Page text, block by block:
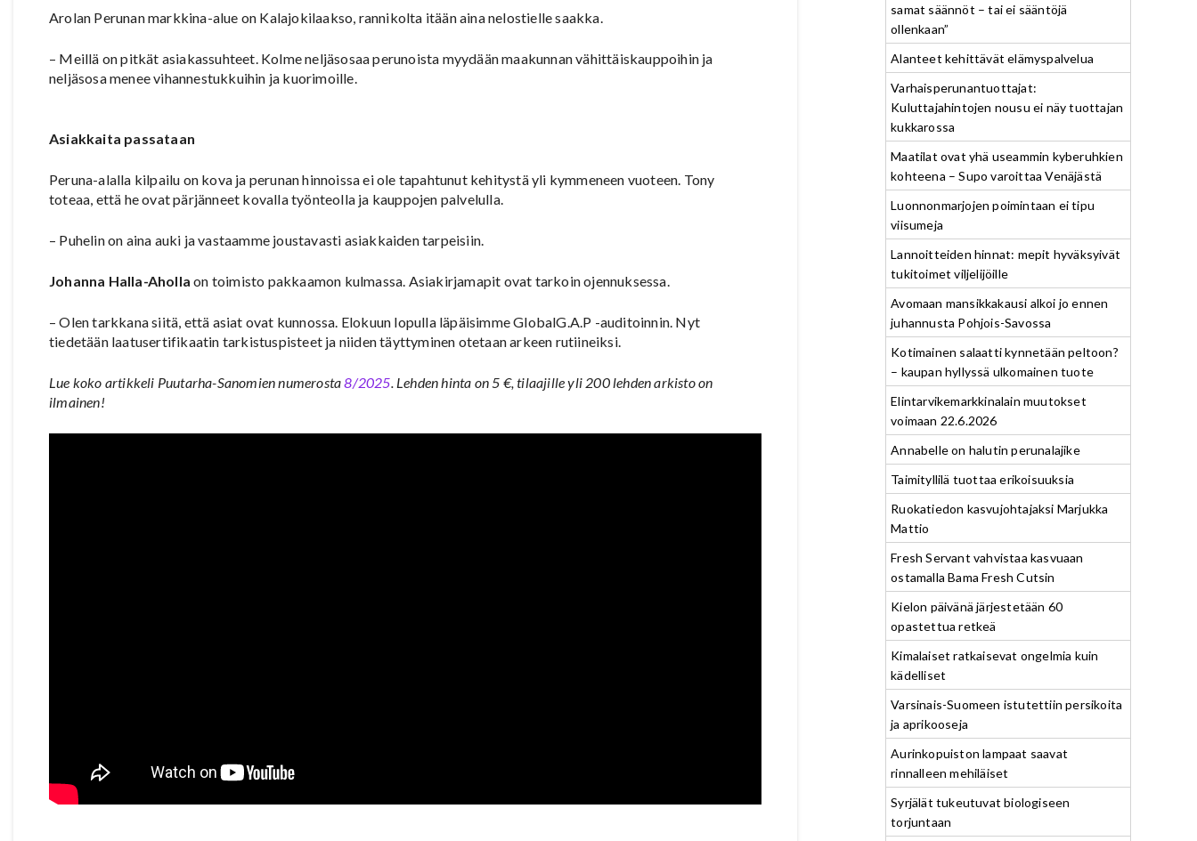
Arolan Perunan markkina-alue on Kalajokilaakso, rannikolta itään aina nelostielle saakka.
– Meillä on pitkät asiakassuhteet. Kolme neljäsosaa perunoista myydään maakunnan vähittäiskauppoihin ja
neljäsosa menee vihannestukkuihin ja kuorimoille.
Asiakkaita passataan
Peruna-alalla kilpailu on kova ja perunan hinnoissa ei ole tapahtunut kehitystä yli kymmeneen vuoteen. Tony
toteaa, että he ovat pärjänneet kovalla työnteolla ja kauppojen palvelulla.
– Puhelin on aina auki ja vastaamme joustavasti asiakkaiden tarpeisiin.
Johanna Halla-Aholla on toimisto pakkaamon kulmassa. Asiakirjamapit ovat tarkoin ojennuksessa.
– Olen tarkkana siitä, että asiat ovat kunnossa. Elokuun lopulla läpäisimme GlobalG.A.P -auditoinnin. Nyt
tiedetään laatusertifikaatin tarkistuspisteet ja niiden täyttyminen otetaan arkeen rutiineiksi.
Lue koko artikkeli Puutarha-Sanomien numerosta8/2025 . Lehden hinta on 5 €, tilaajille yli 200 lehden arkisto on
ilmainen!
samat säännöt – tai ei sääntöjä
ollenkaan”
Alanteet kehittävät elämyspalvelua
Varhaisperunantuottajat:
Kuluttajahintojen nousu ei näy tuottajan
kukkarossa
Maatilat ovat yhä useammin kyberuhkien
kohteena – Supo varoittaa Venäjästä
Luonnonmarjojen poimintaan ei tipu
viisumeja
Lannoitteiden hinnat: mepit hyväksyivät
tukitoimet viljelijöille
Avomaan mansikkakausi alkoi jo ennen
juhannusta Pohjois-Savossa
Kotimainen salaatti kynnetään peltoon?
– kaupan hyllyssä ulkomainen tuote
Elintarvikemarkkinalain muutokset
voimaan 22.6.2026
Annabelle on halutin perunalajike
Taimityllilä tuottaa erikoisuuksia
Ruokatiedon kasvujohtajaksi Marjukka
Mattio
Fresh Servant vahvistaa kasvuaan
ostamalla Bama Fresh Cutsin
Kielon päivänä järjestetään 60
opastettua retkeä
Kimalaiset ratkaisevat ongelmia kuin
kädelliset
Varsinais-Suomeen istutettiin persikoita
ja aprikooseja
Aurinkopuiston lampaat saavat
rinnalleen mehiläiset
Syrjälät tukeutuvat biologiseen
torjuntaan